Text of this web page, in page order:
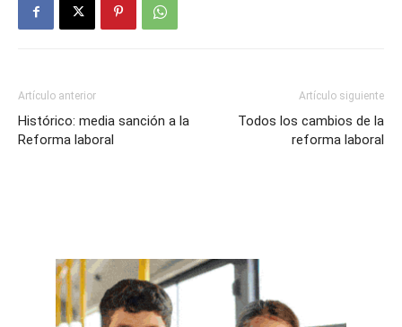
Artículo anterior
Histórico: media sanción a la
Reforma laboral
Artículo siguiente
Todos los cambios de la
reforma laboral